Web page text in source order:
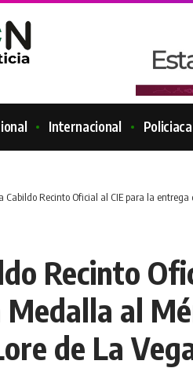
Internacional Policiaca
Cabildo Recinto Oficial al CIE para la
Recinto
al
de La